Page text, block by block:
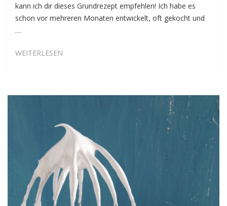
kann ich dir dieses Grundrezept empfehlen! Ich habe es
schon vor mehreren Monaten entwickelt, oft gekocht und
…
WEITERLESEN